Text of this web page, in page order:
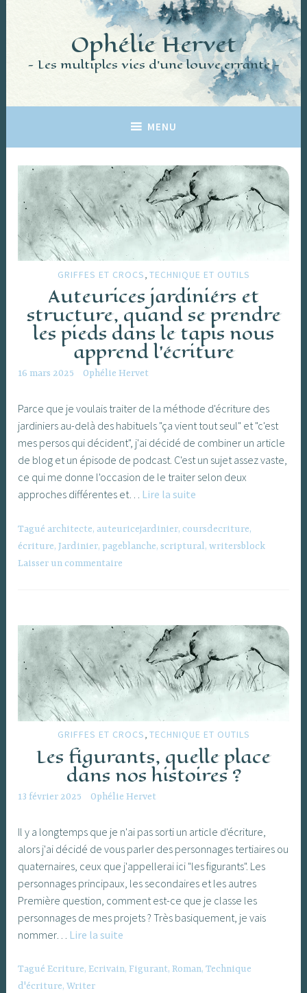
principal
Ophélie Hervet
Les multiples vies d'une louve errante
MENU
GRIFFES ET CROCS TECHNIQUE ET OUTILS
Auteurices jardiniérs et
structure, quand se prendre
les pieds dans le tapis nous
apprend l’écriture
16 mars 2025 Ophélie Hervet
Parce que je voulais traiter de la méthode d'écriture des
jardiniers au-delà des habituels "ça vient tout seul" et "c'est
mes persos qui décident", j'ai décidé de combiner un article
de blog et un épisode de podcast. C'est un sujet assez vaste,
ce qui me donne l'occasion de le traiter selon deux
approches différentes et… Lire la suite
et
structure,
pieds
dans
le
tapis
nous
l’écriture
Tagué architecte, auteuricejardinier, coursdecriture,
écriture,Jardinier, pageblanche,scriptural,writersblock
Laisser un commentaire
GRIFFES ET CROCS, TECHNIQUE ET OUTILS
Les figurants, quelle place
dans nos histoires ?
13 février 2025 Ophélie Hervet
Il y a longtemps que je n'ai pas sorti un article d'écriture,
alors j'ai décidé de vous parler des personnages tertiaires ou
quaternaires, ceux que j'appellerai ici "les figurants". Les
personnages principaux, les secondaires et les autres
Première question, comment est-ce que je classe les
personnages de mes projets ? Très basiquement, je vais
nommer… Lire la suite
quelle
TaguéEcriture,Ecrivain,Figurant,Roman,Technique
d'écriture,Writer